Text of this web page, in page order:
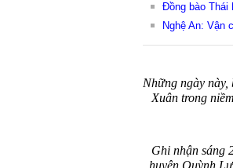
Đồng bào Thái
Nghệ An: Vận
Những ngày này,
Xuân trong
Ghi nhận sáng